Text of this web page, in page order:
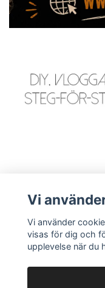
Läs mer
Vi
Vi använder
visas för dig och
upplevelse när du